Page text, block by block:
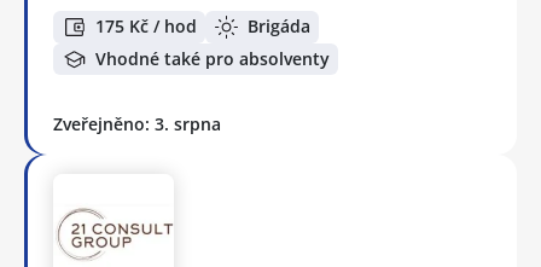
175 Kč / hod
Brigáda
Vhodné také pro absolventy
Zveřejněno: 3. srpna